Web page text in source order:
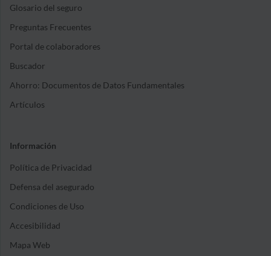
Glosario del seguro
Preguntas Frecuentes
Portal de colaboradores
Buscador
Ahorro: Documentos de Datos Fundamentales
Artículos
Información
Política de Privacidad
Defensa del asegurado
Condiciones de Uso
Accesibilidad
Mapa Web